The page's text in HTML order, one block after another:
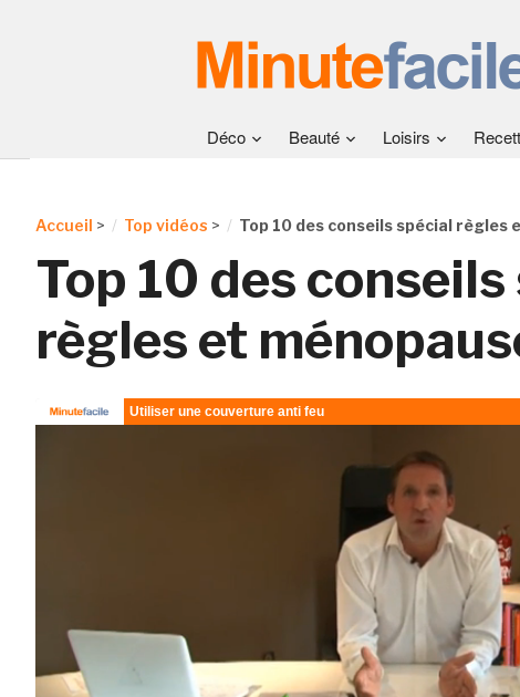
Déco Beauté Loisirs
Accueil > Top vidéos > Top 10 des conseils spécial règles
Top 10 des
règles et